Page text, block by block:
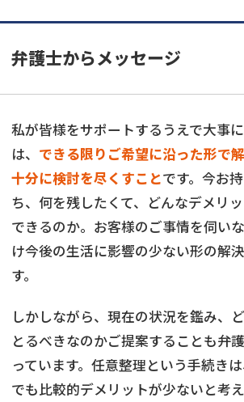
弁護士からメッセージ
私が皆様をサポートするうえで大事
は、 できる限りご希望に沿った形で
十分に検討を尽くすことです。今お
ち、何を残したくて、どんなデメリ
できるのか。お客様のご事情を伺い
け今後の生活に影響の少ない形の解
す。
しかしながら、現在の状況を鑑み、
とるべきなのかご提案することも弁
っています。任意整理という手続き
でも比較的デメリットが少ないと考